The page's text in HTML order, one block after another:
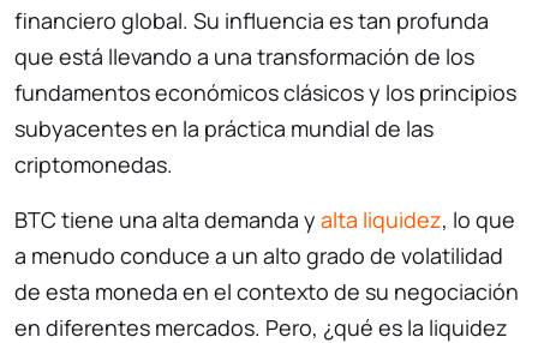
financiero global. Su influencia es tan profunda
que está llevando a una transformación de los
fundamentos económicos clásicos y los principios
subyacentes en la práctica mundial de las
criptomonedas.
BTC tiene una alta demanda y alta liquidez, lo que
a menudo conduce a un alto grado de volatilidad
de esta moneda en el contexto de su negociación
en diferentes mercados. Pero, ¿qué es la liquidez